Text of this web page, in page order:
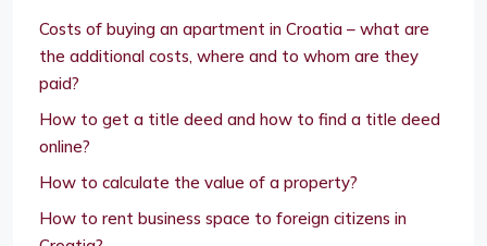
Costs of buying an apartment in Croatia – what are
the additional costs, where and to whom are they
paid?
How to get a title deed and how to find a title deed
online?
How to calculate the value of a property?
How to rent business space to foreign citizens in